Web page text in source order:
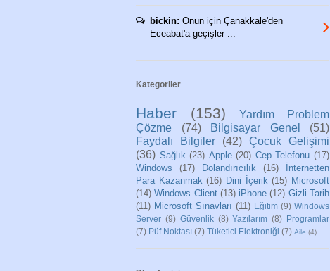
bickin: Onun için Çanakkale'den
Eceabat'a geçişler ...
Kategoriler
Haber (153)
Yardım Problem
Çözme
(74) Bilgisayar Genel
(51)
Faydalı Bilgiler
(42) Çocuk Gelişimi
(36) Sağlık (23) Apple (20) Cep Telefonu (17)
Windows
(17) Dolandırıcılık (16)
İnternetten
Para Kazanmak (16) Dini İçerik (15) Microsoft
(14) Windows Client (13) iPhone (12) Gizli Tarih
(11) Microsoft Sınavları (11) Eğitim (9) Windows
Server (9) Güvenlik (8) Yazılarım (8)
Programlar
(7) Püf Noktası (7) Tüketici Elektroniği (7) Aile (4)